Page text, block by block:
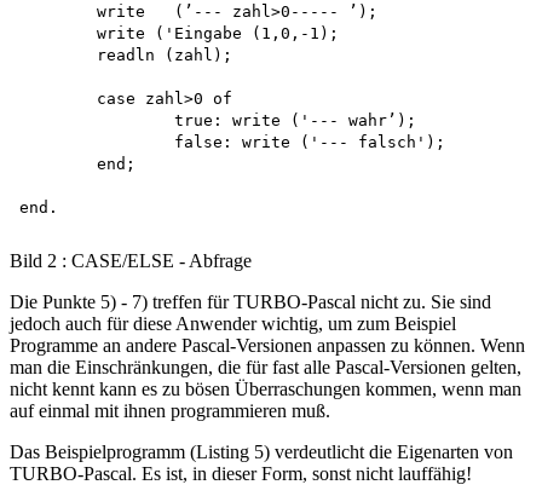
Bild 2 : CASE/ELSE - Abfrage
Die Punkte 5) - 7) treffen für TURBO-Pascal nicht zu. Sie sind
jedoch auch für diese Anwender wichtig, um zum Beispiel
Programme an andere Pascal-Versionen anpassen zu können. Wenn
man die Einschränkungen, die für fast alle Pascal-Versionen gelten,
nicht kennt kann es zu bösen Überraschungen kommen, wenn man
auf einmal mit ihnen programmieren muß.
Das Beispielprogramm (Listing 5) verdeutlicht die Eigenarten von
TURBO-Pascal. Es ist, in dieser Form, sonst nicht lauffähig!